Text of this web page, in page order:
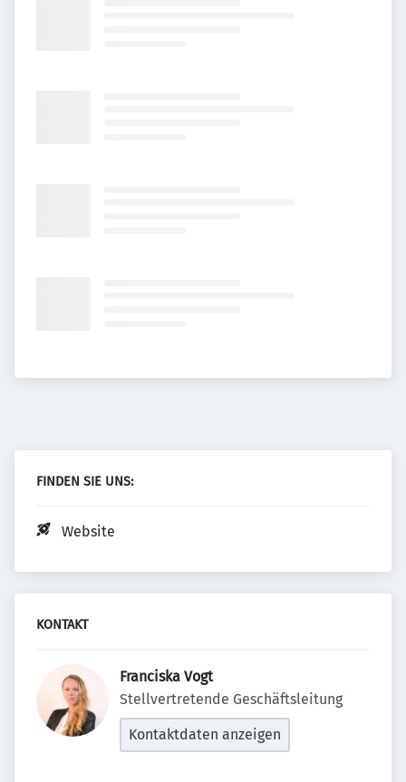
FINDEN SIE UNS:
Website
KONTAKT
Franciska Vogt
Stellvertretende Geschäftsleitung
Kontaktdaten anzeigen